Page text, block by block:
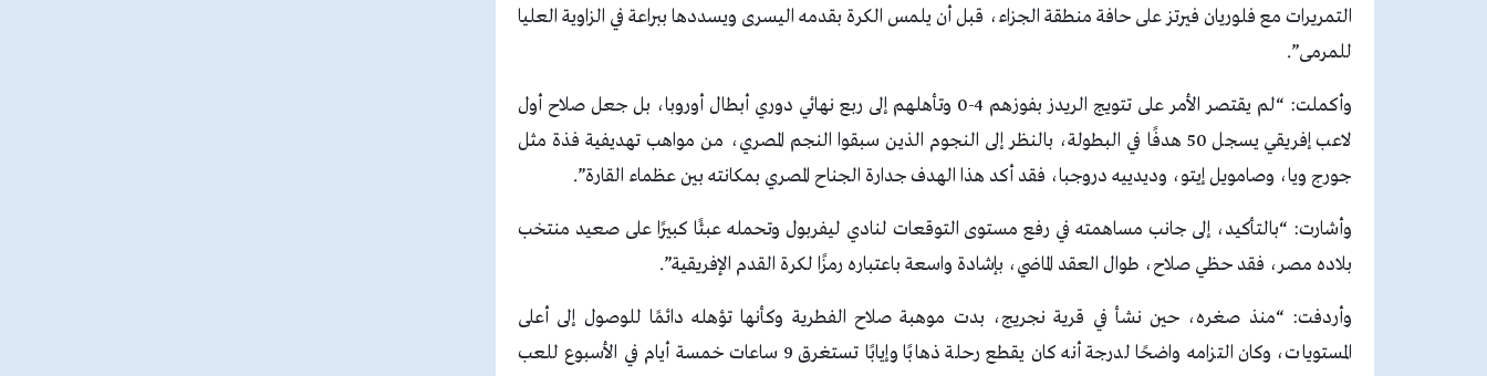
التمريرات مع فلوريان فيرتز على حافة منطقة الجزاء، قبل أن يلمس الكرة بقدمه اليسرى ويسددها ببراعة في الزاوية العليا
للمرمى”.
وأكملت: “لم يقتصر الأمر على تتويج الريدز بفوزهم 4-0 وتأهلهم إلى ربع نهائي دوري أبطال أوروبا، بل جعل صلاح أول
لاعب إفريقي يسجل 50 هدفًا في البطولة، بالنظر إلى النجوم الذين سبقوا النجم المصري، من مواهب تهديفية فذة مثل
جورج ويا، وصامويل إيتو، وديدييه دروجبا، فقد أكد هذا الهدف جدارة الجناح المصري بمكانته بين عظماء القارة”.
وأشارت: “بالتأكيد، إلى جانب مساهمته في رفع مستوى التوقعات لنادي ليفربول وتحمله عبئًا كبيرًا على صعيد منتخب
بلاده مصر، فقد حظي صلاح، طوال العقد الماضي، بإشادة واسعة باعتباره رمزًا لكرة القدم الإفريقية”.
وأردفت: “منذ صغره، حين نشأ في قرية نجريج، بدت موهبة صلاح الفطرية وكأنها تؤهله دائمًا للوصول إلى أعلى
المستويات، وكان التزامه واضحًا لدرجة أنه كان يقطع رحلة ذهابًا وإيابًا تستغرق 9 ساعات خمسة أيام في الأسبوع للعب